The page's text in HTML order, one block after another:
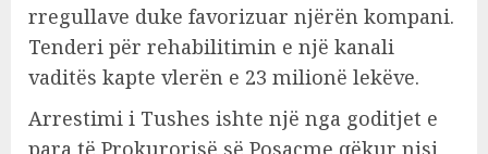
rregullave duke favorizuar njërën kompani.
Tenderi për rehabilitimin e një kanali
vaditës kapte vlerën e 23 milionë lekëve.
Arrestimi i Tushes ishte një nga goditjet e
para të Prokurorisë së Posaçme qëkur nisi